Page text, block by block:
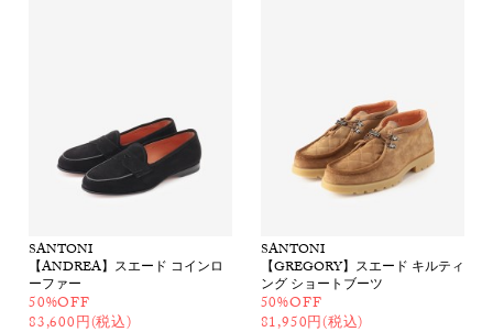
SANTONI
【ANDREA】スエード コインロ
ーファー
50%OFF
83,600円(税込)
SANTONI
【GREGORY】スエード キルティ
ング ショートブーツ
50%OFF
81,950円(税込)